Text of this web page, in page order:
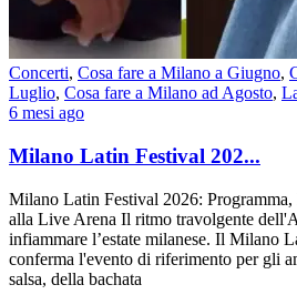
Concerti, Cosa fare a Milano a Giugno,
Luglio, Cosa fare a Milano ad Agosto,
6 mesi ago
Milano Latin Festival 202...
Milano Latin Festival 2026:
alla Live Arena Il ritmo travolgente
infiammare l’estate milanese. Il Milano
conferma l'evento di riferimento per gli
salsa, della bachata